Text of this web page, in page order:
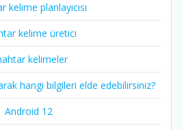
kelime planlayıcısı
kelime üretici
kelimeler
hangi bilgileri elde edebilirsiniz?
Android 12